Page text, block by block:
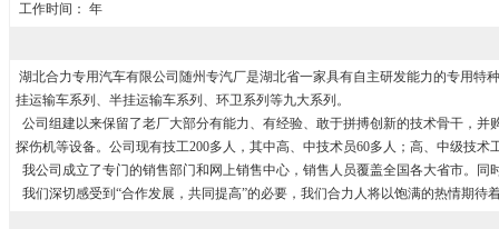
工作时间： 年
湖北合力专用汽车有限公司随州专汽厂是湖北省一家具有自主研发能力的专用
挂运输车系列、半挂运输车系列、环卫系列等九大系列。
公司组建以来保留了老厂大部分有能力、有经验、敢于拼搏创新的技术骨干，
探伤机等设备。公司现有技工200多人，其中高、中技术员60多人；高、中级技
我公司成立了专门的销售部门和网上销售中心，销售人员覆盖全国各大省市。
我们深切感受到“合作发展，共同提高”的必要，我们合力人将以饱满的热情期